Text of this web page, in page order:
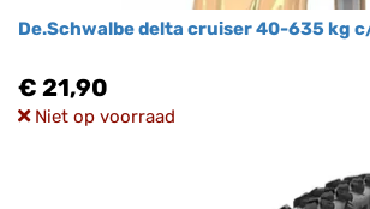
De.Schwalbe delta cruiser 40-635 kg
€ 21,90
Niet op voorraad